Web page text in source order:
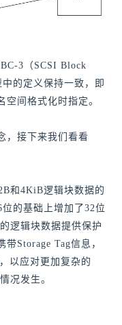
3（SCSI Block
的定义保持一致，即
空间格式化时指定。
，接下来我们看看
和4KiB逻辑块数据的
的基础上增加了32位
逻辑块数据提供保护
Storage Tag信息，
以应对更加复杂的
况发生。